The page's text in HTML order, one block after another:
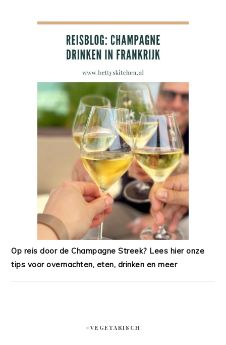
Op reis door de Champagne Streek? Lees hier onze
tips voor overnachten, eten, drinken en meer
#VEGETARISCH